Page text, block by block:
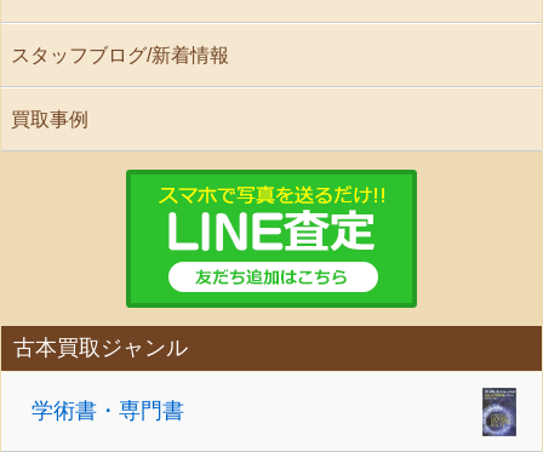
スタッフブログ/新着情報
買取事例
古本買取ジャンル
学術書・専門書